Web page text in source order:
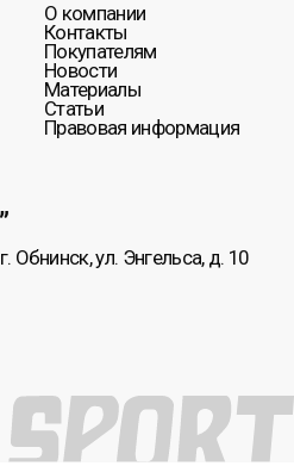
О компании
Контакты
Покупателям
Новости
Материалы
Статьи
Правовая информация
Обнинск, ул. Энгельса, д. 10